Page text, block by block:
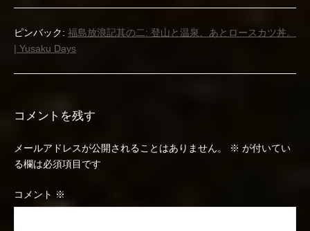
ピンバック: 福島放浪記其の二: 登山と温泉、あとロースカツ丼。
| Yusaku Days
コメントを残す
メールアドレスが公開されることはありません。 ※ が付いてい
る欄は必須項目です
コメント ※